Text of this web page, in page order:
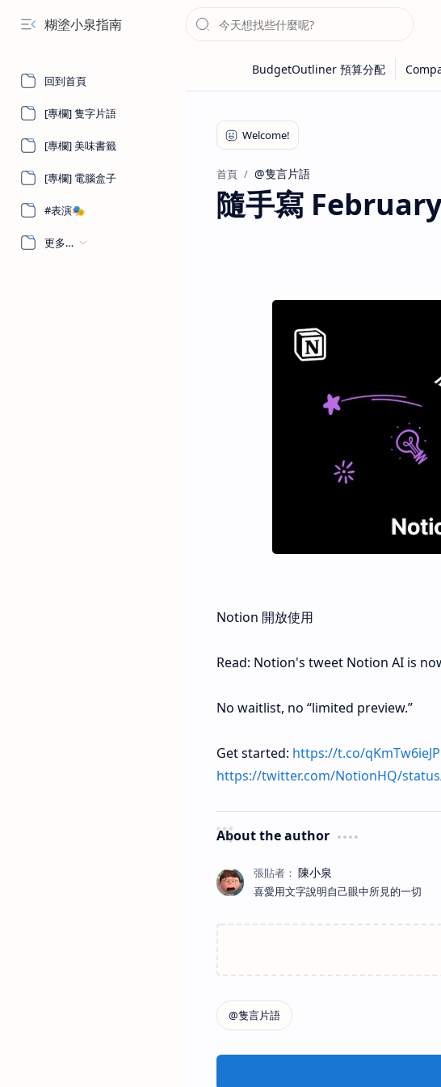
糊塗小泉指南
回到首頁
[專欄] 隻字片語
[專欄] 美味書籤
[專欄] 電腦盒子
#表演🎭
更多…
首頁 @隻言片語
隨手寫
Notion 開放使用
Read: Notion's tweet Notion AI is
No waitlist, no “limited preview.”
Get started: https://t.co/qKmTw6ieJP
https://twitter.com/NotionHQ/status/
About the author
喜愛用文字說明自己眼中所見的一切